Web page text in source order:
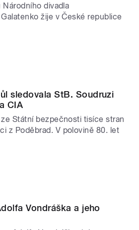
divadla
žije v České republice
sledovala StB. Soudruzi
CIA
Státní bezpečnosti tisíce stran
z Poděbrad. V polovině 80. let
Vondráška a jeho